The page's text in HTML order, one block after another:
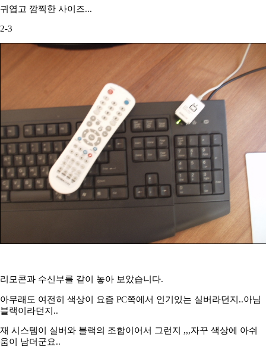
귀엽고 깜찍한 사이즈...
2-3
리모콘과 수신부를 같이 놓아 보았습니다.
아무래도 여전히 색상이 요즘 PC쪽에서 인기있는 실버라던지..아님
블랙이라던지..
재 시스템이 실버와 블랙의 조합이어서 그런지 ,,,자꾸 색상에 아쉬
움이 남더군요..